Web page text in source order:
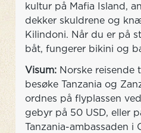
kultur på Mafia Island,
dekker skuldrene og
Kilindoni. Når du er på
båt, fungerer bikini og
Visum: Norske reisende
besøke Tanzania og
ordnes på flyplassen
gebyr på 50 USD, eller
Tanzania-ambassaden i